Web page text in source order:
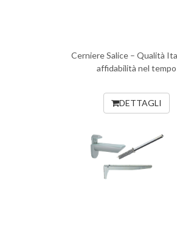
Cerniere Salice – Qualità
affidabilità nel tempo
DETTAGLI